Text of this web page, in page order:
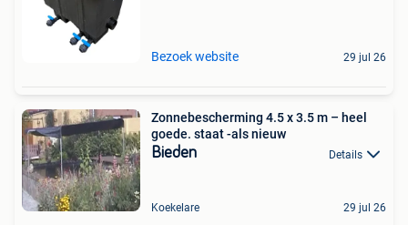
Bezoek website 29 jul 26
Zonnebescherming 4.5 x 3.5 m – heel
goede. staat -als nieuw
Bieden Details
Koekelare 29 jul 26